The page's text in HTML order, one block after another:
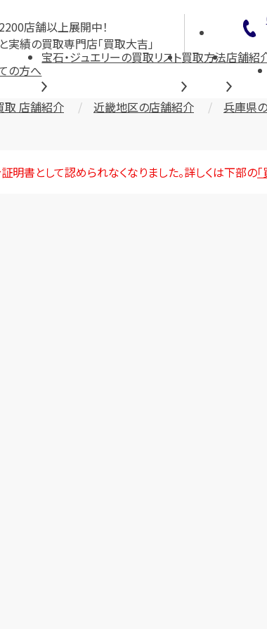
店舗以上展開中！
実績の買取専門店「買取大吉」
の方へ
宝石・ジュエリーの買取リスト買取方法店舗紹
取 店舗紹介 近畿地区の店舗紹介 兵庫県
書として認められなくなりました。詳しくは下部の